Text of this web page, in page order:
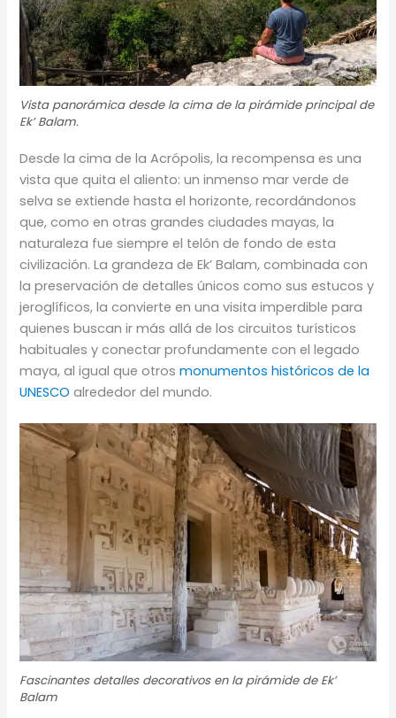
Vista panorámica desde la cima de la pirámide principal de
Ek’ Balam.
Desde la cima de la Acrópolis, la recompensa es una
vista que quita el aliento: un inmenso mar verde de
selva se extiende hasta el horizonte, recordándonos
que, como en otras grandes ciudades mayas, la
naturaleza fue siempre el telón de fondo de esta
civilización. La grandeza de Ek’ Balam, combinada con
la preservación de detalles únicos como sus estucos y
jeroglíficos, la convierte en una visita imperdible para
quienes buscan ir más allá de los circuitos turísticos
habituales y conectar profundamente con el legado
maya, al igual que otrosmonumentos históricos de la
UNESCO alrededor del mundo.
Fascinantes detalles decorativos en la pirámide de Ek’
Balam